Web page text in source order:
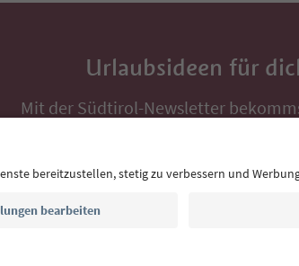
Urlaubsideen für
Mit der Südtirol-Newsletter
E-Mail Adresse